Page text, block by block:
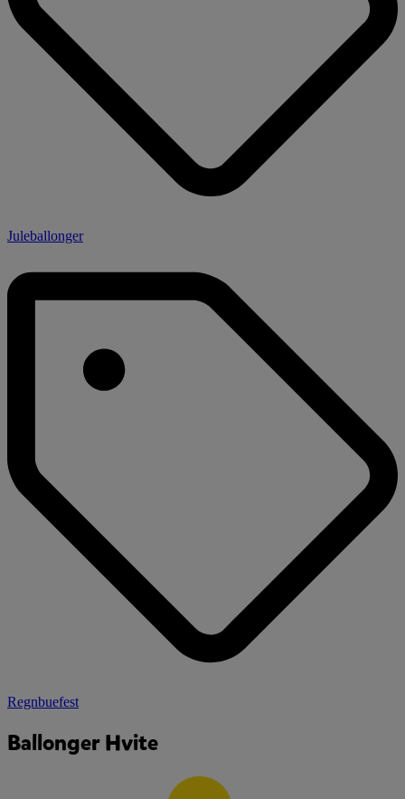
Juleballonger
Regnbuefest
Ballonger Hvite